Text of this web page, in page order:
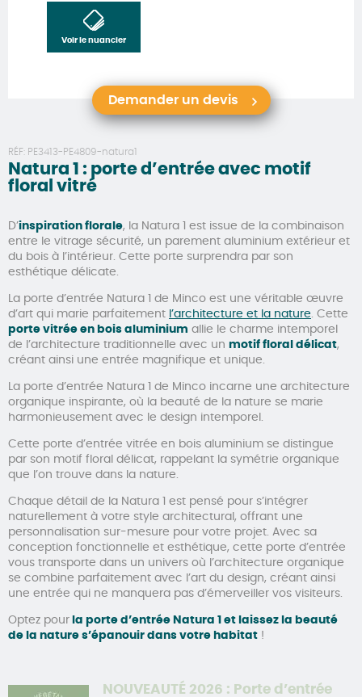
Voir le nuancier
Demander un devis
RÉF: PE3413-PE4809-natura1
Natura 1 : porte d’entrée avec motif
floral vitré
D’inspiration florale, la Natura 1 est issue de la combinaison
entre le vitrage sécurité, un parement aluminium extérieur et
du bois à l’intérieur. Cette porte surprendra par son
esthétique délicate.
La porte d’entrée Natura 1 de Minco est une véritable œuvre
d’art qui marie parfaitement l’architecture et la nature . Cette
porte vitrée en bois aluminium allie le charme intemporel
de l’architecture traditionnelle avec un motif floral délicat,
créant ainsi une entrée magnifique et unique.
La porte d’entrée Natura 1 de Minco incarne une architecture
organique inspirante, où la beauté de la nature se marie
harmonieusement avec le design intemporel.
Cette porte d’entrée vitrée en bois aluminium se distingue
par son motif floral délicat, rappelant la symétrie organique
que l’on trouve dans la nature.
Chaque détail de la Natura 1 est pensé pour s’intégrer
naturellement à votre style architectural, offrant une
personnalisation sur-mesure pour votre projet. Avec sa
conception fonctionnelle et esthétique, cette porte d’entrée
vous transporte dans un univers où l’architecture organique
se combine parfaitement avec l’art du design, créant ainsi
une entrée qui ne manquera pas d’émerveiller vos visiteurs.
Optez pour la porte d’entrée Natura 1 et laissez la beauté
de la nature s’épanouir dans votre habitat !
NOUVEAUTÉ 2026 : Porte d’entrée